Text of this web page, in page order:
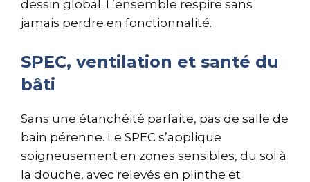
dessin global. L’ensemble respire sans
jamais perdre en fonctionnalité.
SPEC, ventilation et santé du
bâti
Sans une étanchéité parfaite, pas de salle de
bain pérenne. Le SPEC s’applique
soigneusement en zones sensibles, du sol à
la douche, avec relevés en plinthe et